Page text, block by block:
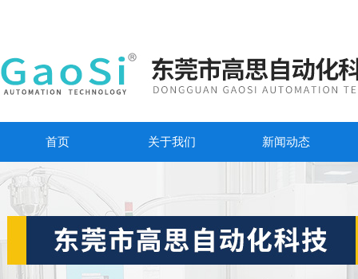
首页 关于我们 新闻动态